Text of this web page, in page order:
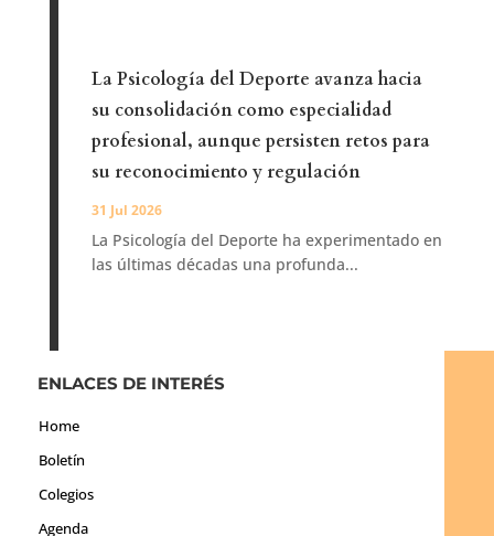
La Psicología del Deporte avanza hacia
su consolidación como especialidad
profesional, aunque persisten retos para
su reconocimiento y regulación
31 Jul 2026
La Psicología del Deporte ha experimentado en
las últimas décadas una profunda...
ENLACES DE INTERÉS
Home
Boletín
Colegios
Agenda